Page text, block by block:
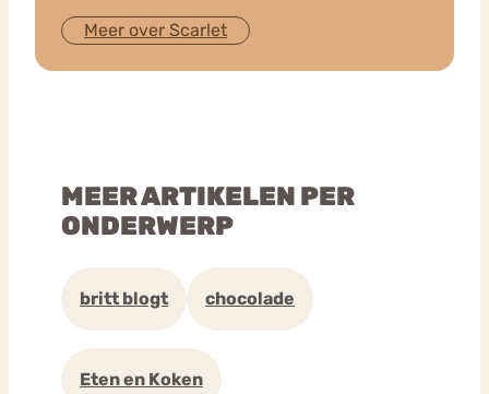
Meer over Scarlet
MEER ARTIKELEN PER
ONDERWERP
britt blogt chocolade
Eten en Koken